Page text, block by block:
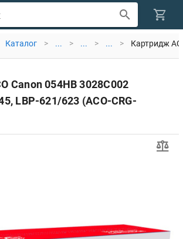
Каталог > ... > ... > ... > Картридж
Canon 054HB 3028C002
LBP-621/623 (ACO-CRG-